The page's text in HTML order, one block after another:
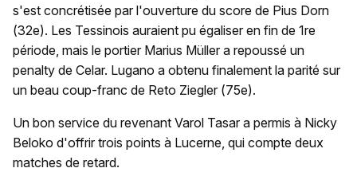
s'est concrétisée par l'ouverture du score de Pius Dorn
(32e). Les Tessinois auraient pu égaliser en fin de 1re
période, mais le portier Marius Müller a repoussé un
penalty de Celar. Lugano a obtenu finalement la parité sur
un beau coup-franc de Reto Ziegler (75e).
Un bon service du revenant Varol Tasar a permis à Nicky
Beloko d'offrir trois points à Lucerne, qui compte deux
matches de retard.